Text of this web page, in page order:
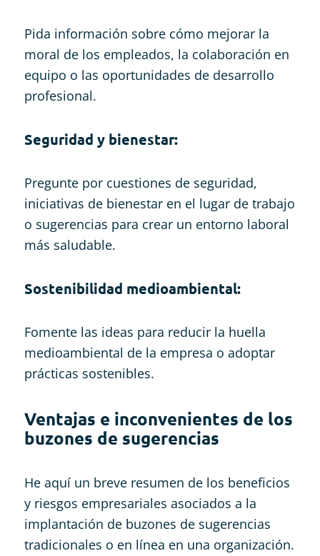
Pida información sobre cómo mejorar la
moral de los empleados, la colaboración en
equipo o las oportunidades de desarrollo
profesional.
Seguridad y bienestar:
Pregunte por cuestiones de seguridad,
iniciativas de bienestar en el lugar de trabajo
o sugerencias para crear un entorno laboral
más saludable.
Sostenibilidad medioambiental:
Fomente las ideas para reducir la huella
medioambiental de la empresa o adoptar
prácticas sostenibles.
Ventajas e inconvenientes de los
buzones de sugerencias
He aquí un breve resumen de los beneficios
y riesgos empresariales asociados a la
implantación de buzones de sugerencias
tradicionales o en línea en una organización.